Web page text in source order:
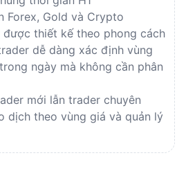
Forex, Gold và Crypto
được thiết kế theo phong cách
dễ dàng xác định vùng
ngày mà không cần phân
mới lẫn trader chuyên
dịch theo vùng giá và quản lý